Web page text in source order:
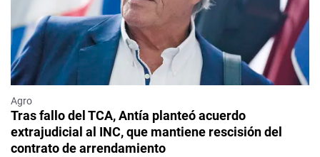
Agro
Tras fallo del TCA, Antía planteó acuerdo
extrajudicial al INC, que mantiene rescisión del
contrato de arrendamiento